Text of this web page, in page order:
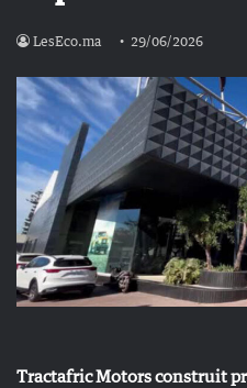
LesEco.ma 29/06/2026
Tractafric Motors construit